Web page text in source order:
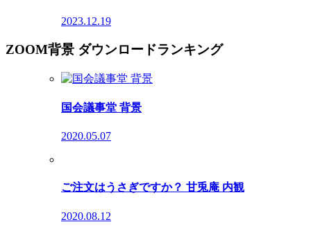
2023.12.19
ZOOM背景 ダウンロードランキング
国会議事堂 背景
2020.05.07
ご注文はうさぎですか？ 甘兎庵 内観
2020.08.12